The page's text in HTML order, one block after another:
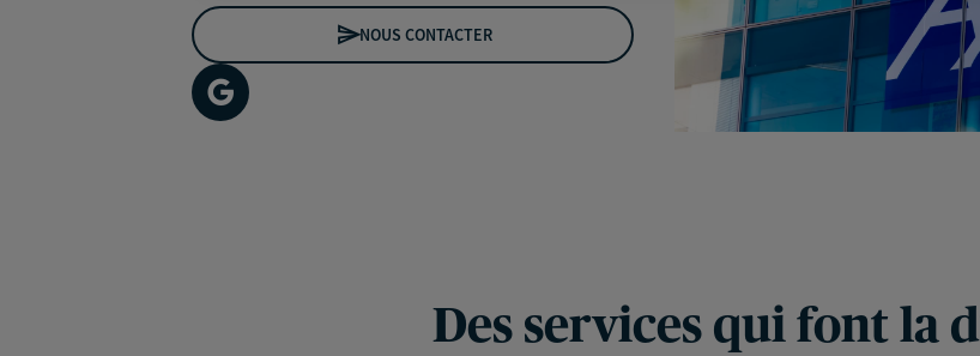
NOUS CONTACTER
Des services qui font la